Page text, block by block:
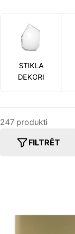
STIKLA
DEKORI
247 produkti
FILTRĒT